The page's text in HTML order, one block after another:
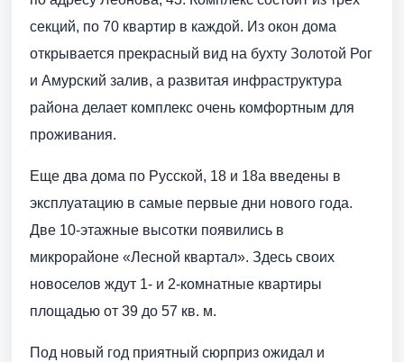
секций, по 70 квартир в каждой. Из окон дома
открывается прекрасный вид на бухту Золотой Рог
и Амурский залив, а развитая инфраструктура
района делает комплекс очень комфортным для
проживания.
Еще два дома по Русской, 18 и 18а введены в
эксплуатацию в самые первые дни нового года.
Две 10-этажные высотки появились в
микрорайоне «Лесной квартал». Здесь своих
новоселов ждут 1- и 2-комнатные квартиры
площадью от 39 до 57 кв. м.
Под новый год приятный сюрприз ожидал и